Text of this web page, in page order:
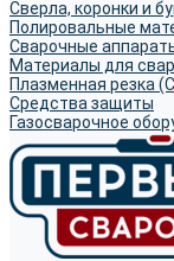
Сверла, коронки и
Полировальные
Сварочные
Материалы для
Плазменная резка
Средства защиты
Газосварочное